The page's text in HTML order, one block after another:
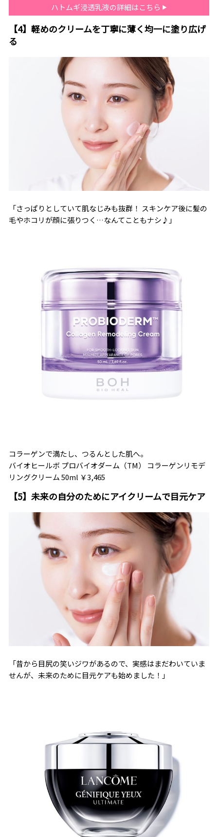
ハトムギ浸透乳液の詳細はこちら
【4】軽めのクリームを丁寧に薄く均一に塗り広げ
る
「さっぱりとしていて肌なじみも抜群！ スキンケア後に髪の
毛やホコリが顔に張りつく…なんてこともナシ♪」
コラーゲンで満たし、つるんとした肌へ。
バイオヒールボ プロバイオダーム（TM） コラーゲンリモデ
リングクリーム 50ml ￥3,465
【5】未来の自分のためにアイクリームで目元ケア
「昔から目尻の笑いジワがあるので、実感はまだわいていま
せんが、未来のために目元ケアも始めました！」